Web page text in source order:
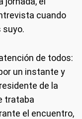
cuando
suyo.
de todos:
un instante y
de la
trataba
el encuentro,